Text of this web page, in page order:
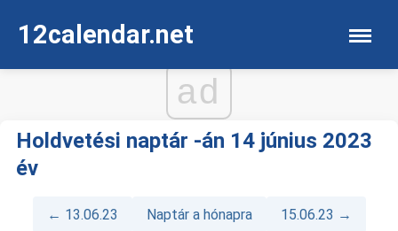
12calendar.net
ad
Holdvetési naptár -án 14 június 2023
év
← 13.06.23 Naptár a hónapra 15.06.23 →